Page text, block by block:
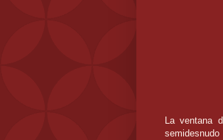
La ventana